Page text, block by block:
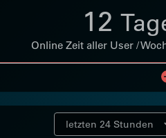
12
Online Zeit aller User /